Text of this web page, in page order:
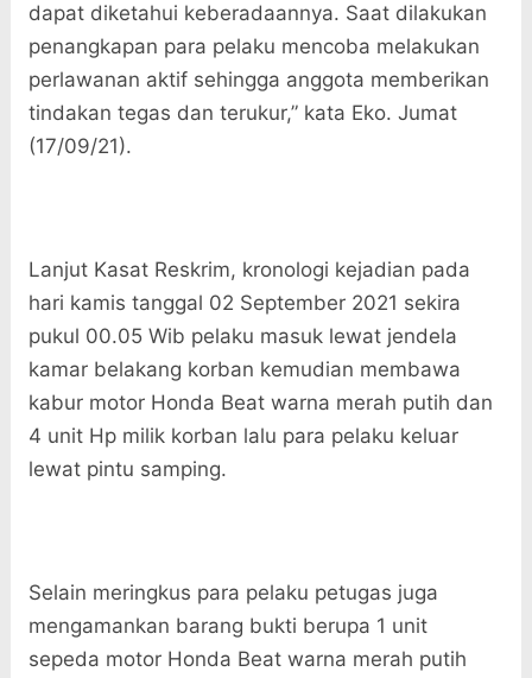
dapat diketahui keberadaannya. Saat dilakukan
penangkapan para pelaku mencoba melakukan
perlawanan aktif sehingga anggota memberikan
tindakan tegas dan terukur,” kata Eko. Jumat
(17/09/21).
Lanjut Kasat Reskrim, kronologi kejadian pada
hari kamis tanggal 02 September 2021 sekira
pukul 00.05 Wib pelaku masuk lewat jendela
kamar belakang korban kemudian membawa
kabur motor Honda Beat warna merah putih dan
4 unit Hp milik korban lalu para pelaku keluar
lewat pintu samping.
Selain meringkus para pelaku petugas juga
mengamankan barang bukti berupa 1 unit
sepeda motor Honda Beat warna merah putih